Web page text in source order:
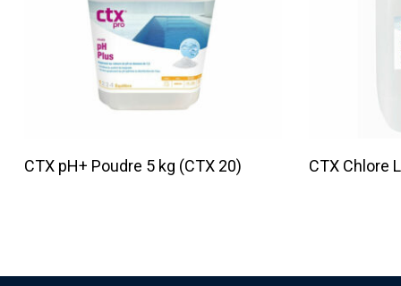
Lire La Suite
CTX pH+ Poudre 5 kg (CTX 20) CTX Chlore